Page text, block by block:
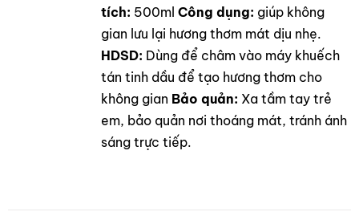
tích: 500ml Công dụng: giúp không
gian lưu lại hương thơm mát dịu nhẹ.
HDSD: Dùng để châm vào máy khuếch
tán tinh dầu để tạo hương thơm cho
không gian Bảo quản: Xa tầm tay trẻ
em, bảo quản nơi thoáng mát, tránh ánh
sáng trực tiếp.